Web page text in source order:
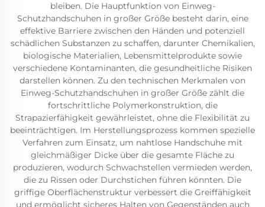
bleiben. Die Hauptfunktion von Einweg-
Schutzhandschuhen in großer Größe besteht darin, eine
effektive Barriere zwischen den Händen und potenziell
schädlichen Substanzen zu schaffen, darunter Chemikalien,
biologische Materialien, Lebensmittelprodukte sowie
verschiedene Kontaminanten, die gesundheitliche Risiken
darstellen können. Zu den technischen Merkmalen von
Einweg-Schutzhandschuhen in großer Größe zählt die
fortschrittliche Polymerkonstruktion, die
Strapazierfähigkeit gewährleistet, ohne die Flexibilität zu
beeinträchtigen. Im Herstellungsprozess kommen spezielle
Verfahren zum Einsatz, um nahtlose Handschuhe mit
gleichmäßiger Dicke über die gesamte Fläche zu
produzieren, wodurch Schwachstellen vermieden werden,
die zu Rissen oder Durchstichen führen könnten. Die
griffige Oberflächenstruktur verbessert die Greiffähigkeit
und ermöglicht sicheres Halten von Gegenständen auch